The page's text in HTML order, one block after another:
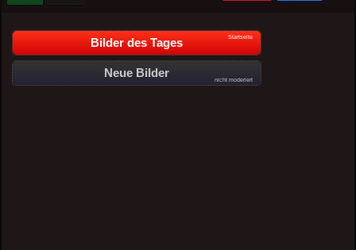
Bilder des Tages Startseite
Neue Bilder
nicht moderiert